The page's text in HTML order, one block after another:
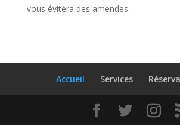
vous évitera des amendes.
Accueil Services